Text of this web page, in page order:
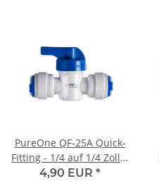
PureOne QF-25A Quick-
Fitting - 1/4 auf 1/4 Zoll |
I-Form | Handventil
4,90 EUR *